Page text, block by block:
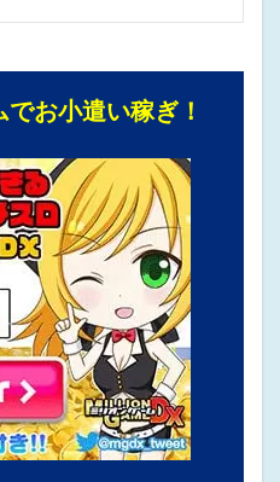
お小遣い稼ぎ！